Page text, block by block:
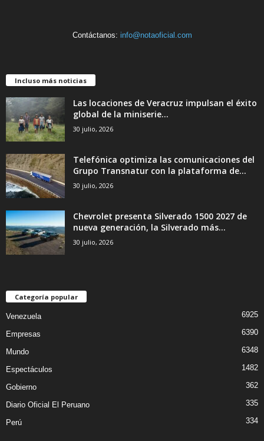
Contáctanos: info@notaoficial.com
Incluso más noticias
Las locaciones de Veracruz impulsan el éxito
global de la miniserie...
30 julio, 2026
Telefónica optimiza las comunicaciones del
Grupo Transnatur con la plataforma de...
30 julio, 2026
Chevrolet presenta Silverado 1500 2027 de
nueva generación, la Silverado más...
30 julio, 2026
Categoría popular
Venezuela 6925
Empresas 6390
Mundo 6348
Espectáculos 1482
Gobierno 362
Diario Oficial El Peruano 335
Perú 334